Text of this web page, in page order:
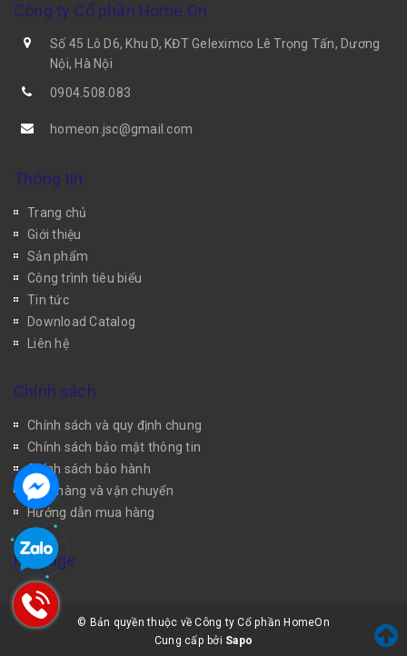
Công ty Cổ phần Home On
Số 45 Lô D6, Khu D, KĐT Geleximco Lê Trọng Tấn, Dương
Nội, Hà Nội
0904.508.083
homeon.jsc@gmail.com
Thông tin
Trang chủ
Giới thiệu
Sản phẩm
Công trình tiêu biểu
Tin tức
Download Catalog
Liên hệ
Chính sách
Chính sách và quy định chung
Chính sách bảo mật thông tin
Chính sách bảo hành
Giao hàng và vận chuyển
Hướng dẫn mua hàng
Fanpage
© Bản quyền thuộc về Công ty Cổ phần HomeOn
Cung cấp bởi Sapo